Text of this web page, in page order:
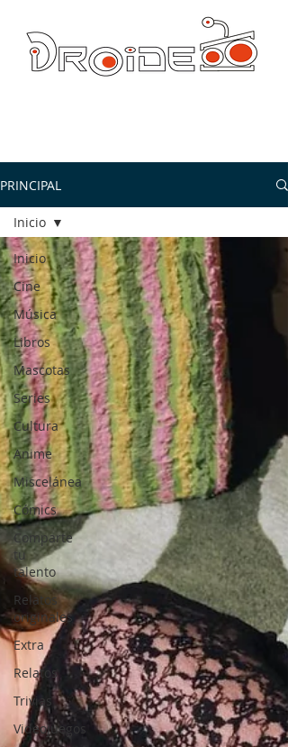
PRINCIPAL
Inicio
Cine
Música
Libros
Mascotas
Series
Cultura
Anime
Miscelánea
Cómics
Comparte
tu
talento
Relatos
originales
Extra
Relatos
Trivias
Videojuegos
Inicio